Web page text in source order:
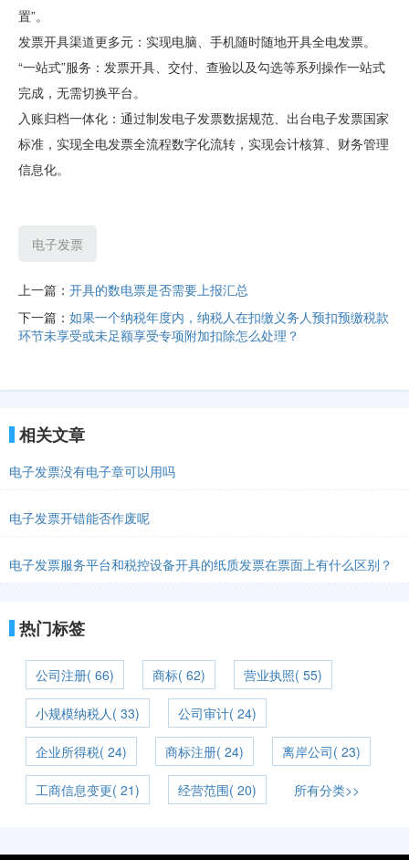
置”。
发票开具渠道更多元：实现电脑、手机随时随地开具全电发票。
“一站式”服务：发票开具、交付、查验以及勾选等系列操作一站式
完成，无需切换平台。
入账归档一体化：通过制发电子发票数据规范、出台电子发票国家
标准，实现全电发票全流程数字化流转，实现会计核算、财务管理
信息化。
电子发票
上一篇： 开具的数电票是否需要上报汇总
下一篇： 如果一个纳税年度内，纳税人在扣缴义务人预扣预缴税款
环节未享受或未足额享受专项附加扣除怎么处理？
相关文章
电子发票没有电子章可以用吗
电子发票开错能否作废呢
电子发票服务平台和税控设备开具的纸质发票在票面上有什么区别？
热门标签
公司注册( 66) 商标( 62) 营业执照( 55)
小规模纳税人( 33) 公司审计( 24)
企业所得税( 24) 商标注册( 24) 离岸公司( 23)
工商信息变更( 21) 经营范围( 20) 所有分类>>